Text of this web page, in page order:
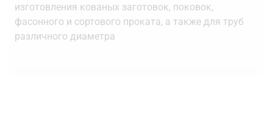
изготовления кованых заготовок, поковок,
фасонного и сортового проката, а также для труб
различного диаметра